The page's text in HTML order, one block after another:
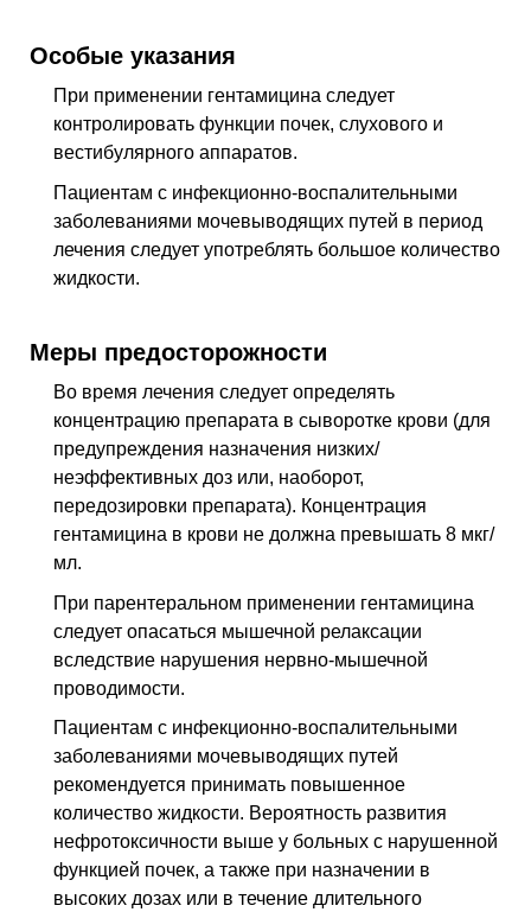
Особые указания
При применении гентамицина следует
контролировать функции почек, слухового и
вестибулярного аппаратов.
Пациентам с инфекционно-воспалительными
заболеваниями мочевыводящих путей в период
лечения следует употреблять большое количество
жидкости.
Меры предосторожности
Во время лечения следует определять
концентрацию препарата в сыворотке крови (для
предупреждения назначения низких/
неэффективных доз или, наоборот,
передозировки препарата). Концентрация
гентамицина в крови не должна превышать 8 мкг/
мл.
При парентеральном применении гентамицина
следует опасаться мышечной релаксации
вследствие нарушения нервно-мышечной
проводимости.
Пациентам с инфекционно-воспалительными
заболеваниями мочевыводящих путей
рекомендуется принимать повышенное
количество жидкости. Вероятность развития
нефротоксичности выше у больных с нарушенной
функцией почек, а также при назначении в
высоких дозах или в течение длительного